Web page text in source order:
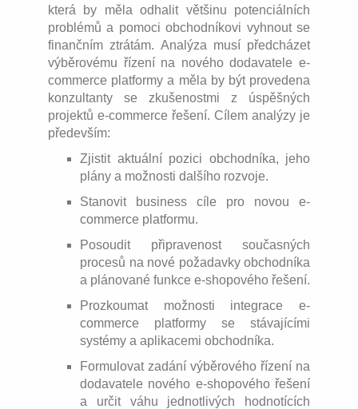
která by měla odhalit většinu potenciálních
problémů a pomoci obchodníkovi vyhnout se
finančním ztrátám. Analýza musí předcházet
výběrovému řízení na nového dodavatele e-
commerce platformy a měla by být provedena
konzultanty se zkušenostmi z úspěšných
projektů e-commerce řešení. Cílem analýzy je
především:
Zjistit aktuální pozici obchodníka, jeho
plány a možnosti dalšího rozvoje.
Stanovit business cíle pro novou e-
commerce platformu.
Posoudit připravenost současných
procesů na nové požadavky obchodníka
a plánované funkce e-shopového řešení.
Prozkoumat možnosti integrace e-
commerce platformy se stávajícími
systémy a aplikacemi obchodníka.
Formulovat zadání výběrového řízení na
dodavatele nového e-shopového řešení
a určit váhu jednotlivých hodnotících